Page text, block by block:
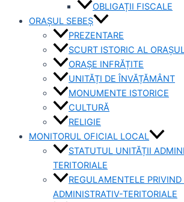
OBLIGAȚII FISCALE
ORAȘUL SEBEȘ
PREZENTARE
SCURT ISTORIC AL
ORAȘE INFRĂȚITE
UNITĂȚI DE ÎNVĂȚĂMÂNT
MONUMENTE ISTORICE
CULTURĂ
RELIGIE
MONITORUL OFICIAL LOCAL
STATUTUL UNITĂȚII
TERITORIALE
REGULAMENTELE PRIVIND
ADMINISTRATIV-TERITORIALE